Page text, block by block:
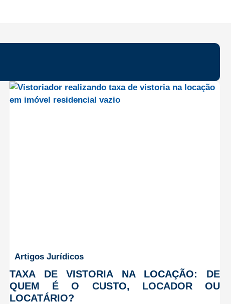
Artigos Jurídicos
TAXA DE VISTORIA NA LOCAÇÃO: DE
QUEM É O CUSTO, LOCADOR OU
LOCATÁRIO?